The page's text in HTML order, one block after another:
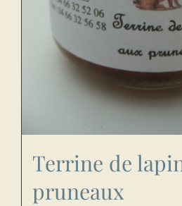
Terrine de
pruneaux